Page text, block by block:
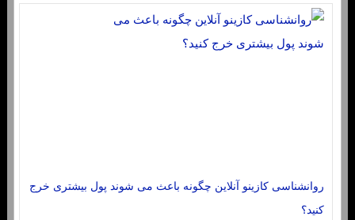
روانشناسی کازینو آنلاین چگونه باعث می شوند پول بیشتری خرج
کنید؟